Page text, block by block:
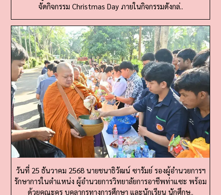
วันที่ 25 ธันวาคม 2568 นายชนาธิวัฒน์ ซารัมย์ รองผู้อำนวยการฯ
รักษาการในตำแหน่ง ผู้อำนวยการวิทยาลัยการอาชีพท่าแซะ พร้อม
ด้วยคณะครู บุคลากรทางการศึกษา และนักเรียน นักศึกษ..